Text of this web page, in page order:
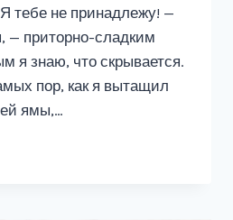
не принадлежу! —
— приторно-сладким
я знаю, что скрывается.
пор, как я вытащил
ямы,…